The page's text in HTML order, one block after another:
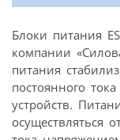
Блоки питания
компании
питания
постоянного
устройств.
осуществляться